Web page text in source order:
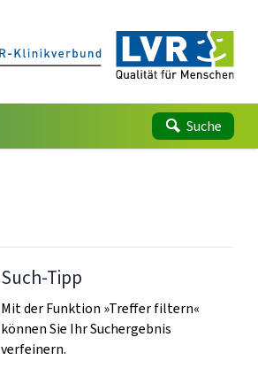
Suche
Such-Tipp
Mit der Funktion »Treffer filtern«
können Sie Ihr Suchergebnis
verfeinern.